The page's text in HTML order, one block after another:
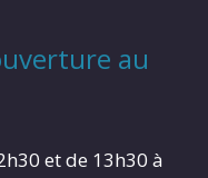
au
et de 13h30 à